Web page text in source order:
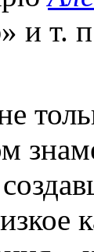
и т.